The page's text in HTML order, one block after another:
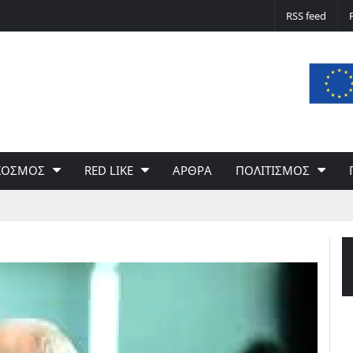
Δε φταίει ο άνεμος… Φταίει η πολιτική
του Γιώργου Σαχίνη
RSS feed
RED LIKE ΑΡΘΡΑ ΠΟΛΙΤΙΣΜΟΣ